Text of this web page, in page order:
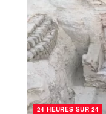
24 HEURES SUR 24